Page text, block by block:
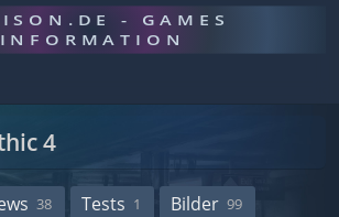
- GAMES
INFORMATION
4
38 Tests 1 Bilder 99